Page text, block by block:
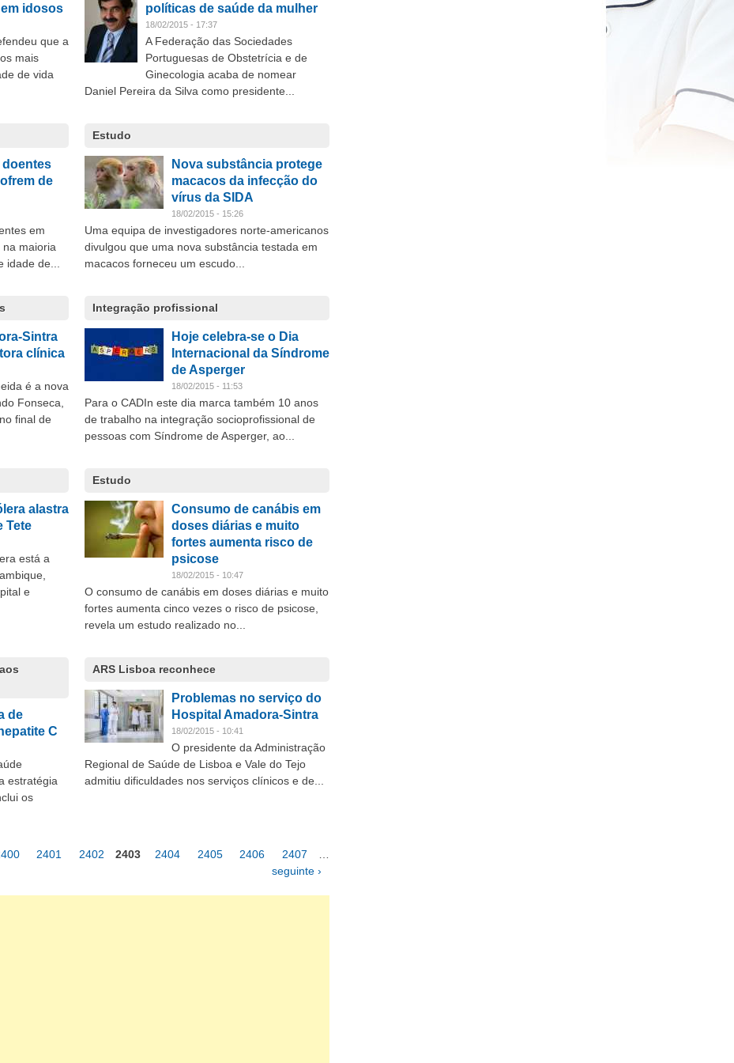
idosos
que a
mais
de vida
políticas de saúde da mulher
18/02/2015 - 17:37
A Federação das Sociedades
Portuguesas de Obstetrícia e de
Ginecologia acaba de nomear
Daniel Pereira da Silva como presidente...
de
em
maioria
de...
Estudo
Nova substância protege
macacos da infecção do
vírus da SIDA
18/02/2015 - 15:26
Uma equipa de investigadores norte-americanos
divulgou que uma nova substância testada em
macacos forneceu um escudo...
Sintra
clínica
é a nova
Fonseca,
final de
Integração profissional
Hoje celebra-se o Dia
Internacional da Síndrome
de Asperger
18/02/2015 - 11:53
Para o CADIn este dia marca também 10 anos
de trabalho na integração socioprofissional de
pessoas com Síndrome de Asperger, ao...
alastra
Tete
está a
e
Estudo
Consumo de canábis em
doses diárias e muito
fortes aumenta risco de
psicose
18/02/2015 - 10:47
O consumo de canábis em doses diárias e muito
fortes aumenta cinco vezes o risco de psicose,
revela um estudo realizado no...
de
C
estratégia
os
ARS Lisboa reconhece
Problemas no serviço do
Hospital Amadora-Sintra
18/02/2015 - 10:41
O presidente da Administração
Regional de Saúde de Lisboa e Vale do Tejo
admitiu dificuldades nos serviços clínicos e de...
2401 2402 2403 2404 2405 2406 2407
seguinte ›